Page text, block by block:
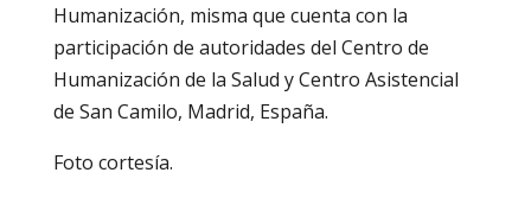
Humanización, misma que cuenta con la
participación de autoridades del Centro de
Humanización de la Salud y Centro Asistencial
de San Camilo, Madrid, España.
Foto cortesía.